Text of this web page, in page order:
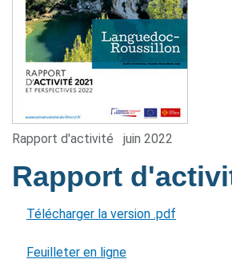
Rapport d'activité juin 2022
Rapport
Télécharger la version .pdf
Feuilleter en ligne